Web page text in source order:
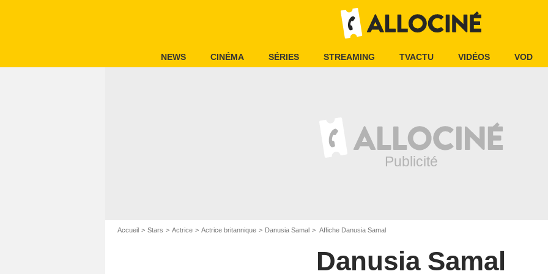
NEWS CINÉMA SÉRIES STREAMING TVACTU VIDÉOS VOD
Accueil Stars Actrice Actrice britannique Danusia Samal Affiche Danusia Samal
Danusia Samal